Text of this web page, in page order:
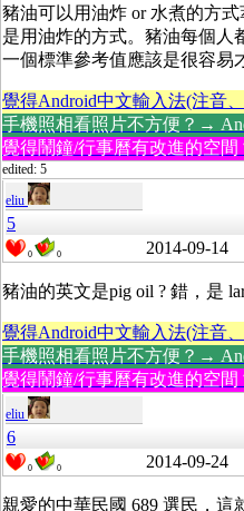
豬油可以用油炸 or 水煮的方
是用油炸的方式。豬油每個人
一個標準參考值應該是很容易
覺得Android中文輸入法(注音
手機照相看照片不方便？→
覺得鬧鐘/行事曆有改進的空
edited: 5
eliu
5
0 0 2014-09-14
豬油的英文是pig oil ? 錯，是
覺得Android中文輸入法(注音
手機照相看照片不方便？→
覺得鬧鐘/行事曆有改進的空
eliu
6
0 0 2014-09-24
親愛的中華民國 689 選民，